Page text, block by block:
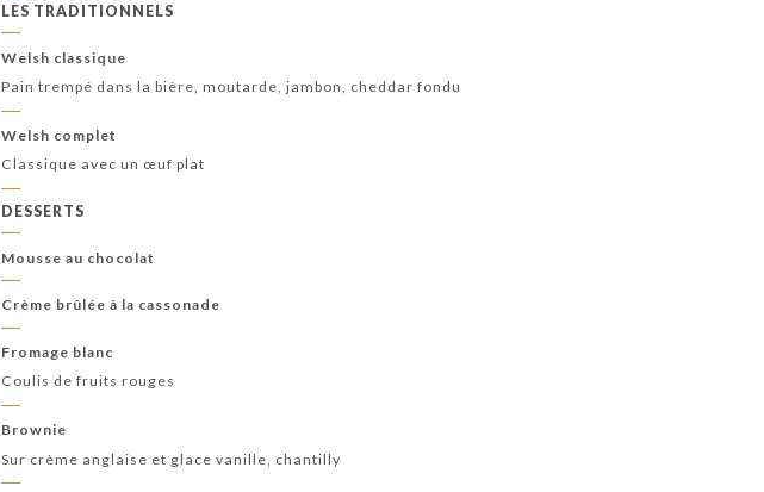
LES TRADITIONNELS
Welsh classique
Pain trempé dans la bière, moutarde, jambon, cheddar fondu
Welsh complet
Classique avec un œuf plat
DESSERTS
Mousse au chocolat
Crème brûlée à la cassonade
Fromage blanc
Coulis de fruits rouges
Brownie
Sur crème anglaise et glace vanille, chantilly